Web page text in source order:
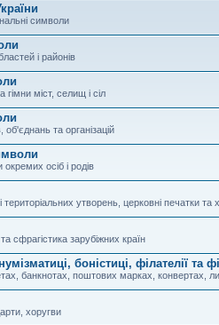
символи
і районів
гімни міст, селищ і сіл
та організацій
осіб і родів
територіальних утворень, церковні печатки та
сфрагістика зарубіжних країн
боністиці, філателії та
банкнотах, поштових марках, конвертах,
хоругви